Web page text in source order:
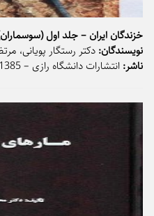
خزندگان ایران – جلد اول
نویسندگان: دکتر رستگار پویانی،
ناشر: انتشارات دانشگاه رازی – 1385